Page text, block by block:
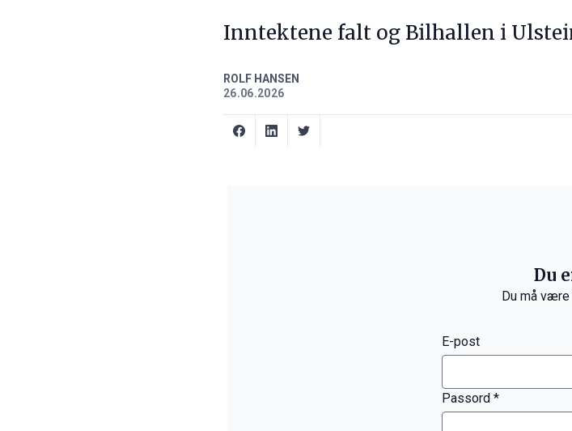
Inntektene falt og Bilhallen i
ROLF HANSEN
26.06.2026
Du
Du må
E-post
Passord *